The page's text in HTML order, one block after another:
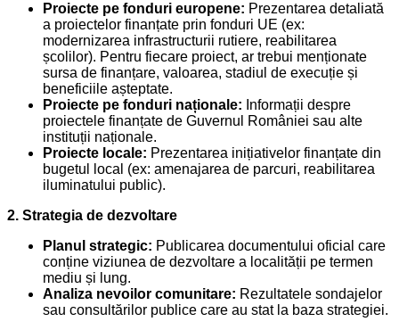
Proiecte pe fonduri europene: Prezentarea detaliată
a proiectelor finanțate prin fonduri UE (ex:
modernizarea infrastructurii rutiere, reabilitarea
școlilor). Pentru fiecare proiect, ar trebui menționate
sursa de finanțare, valoarea, stadiul de execuție și
beneficiile așteptate.
Proiecte pe fonduri naționale: Informații despre
proiectele finanțate de Guvernul României sau alte
instituții naționale.
Proiecte locale: Prezentarea inițiativelor finanțate din
bugetul local (ex: amenajarea de parcuri, reabilitarea
iluminatului public).
2. Strategia de dezvoltare
Planul strategic: Publicarea documentului oficial care
conține viziunea de dezvoltare a localității pe termen
mediu și lung.
Analiza nevoilor comunitare: Rezultatele sondajelor
sau consultărilor publice care au stat la baza strategiei.